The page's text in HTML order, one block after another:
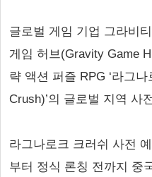
글로벌 게임 기업 그라비
게임 허브(Gravity Game
략 액션 퍼즐 RPG ‘라그
Crush)’의 글로벌 지역 사
라그나로크 크러쉬 사전
부터 정식 론칭 전까지 중